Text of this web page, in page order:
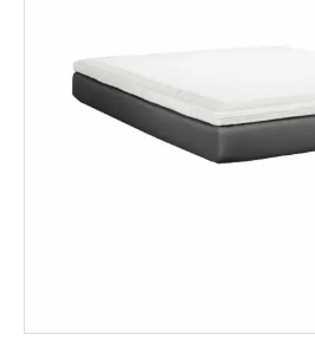
Jenkkisängyt
Runkosängyt